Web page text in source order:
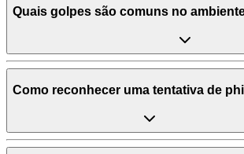
Quais golpes são comuns no
Como reconhecer uma tentativa de